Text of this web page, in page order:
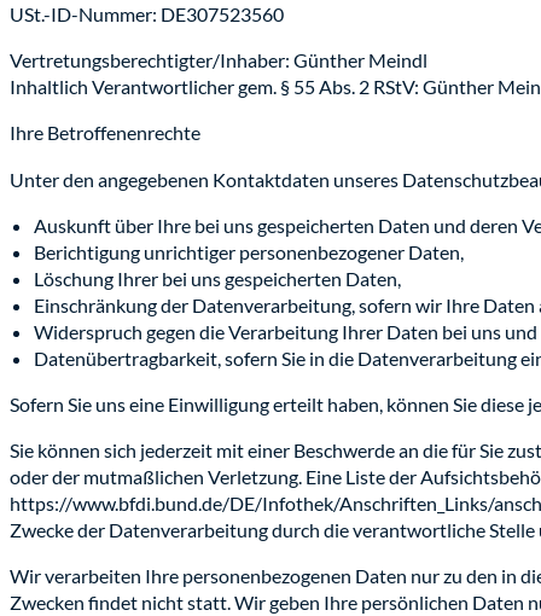
USt.-ID-Nummer: DE307523560
Vertretungsberechtigter/Inhaber: Günther Meindl
Inhaltlich Verantwortlicher gem. § 55 Abs. 2 RStV: Günther
Ihre Betroffenenrechte
Unter den angegebenen Kontaktdaten unseres
Auskunft über Ihre bei uns gespeicherten Daten und deren
Berichtigung unrichtiger personenbezogener Daten,
Löschung Ihrer bei uns gespeicherten Daten,
Einschränkung der Datenverarbeitung, sofern wir Ihre
Widerspruch gegen die Verarbeitung Ihrer Daten bei uns und
Datenübertragbarkeit, sofern Sie in die Datenverarbeitung
Sofern Sie uns eine Einwilligung erteilt haben, können Sie
Sie können sich jederzeit mit einer Beschwerde an die für Sie
oder der mutmaßlichen Verletzung. Eine Liste der
https://www.bfdi.bund.de/DE/Infothek/Anschriften_Links/
Zwecke der Datenverarbeitung durch die verantwortliche
Wir verarbeiten Ihre personenbezogenen Daten nur zu den in
Zwecken findet nicht statt. Wir geben Ihre persönlichen Daten